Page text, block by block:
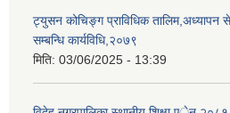
ट्युसन कोचिङ्ग प्राविधिक तालिम,अध्यापन
सम्बन्धि कार्यविधि,२०७९
मिति: 03/06/2025 - 13:39